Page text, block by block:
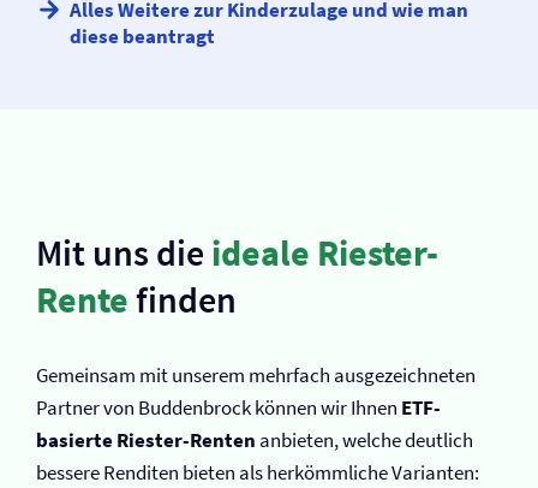
Alles Weitere zur Kinderzulage und wie man
diese beantragt
Mit uns die ideale Riester-
Rentefinden
Gemeinsam mit unserem mehrfach ausgezeichneten
Partner von Buddenbrock können wir Ihnen ETF-
basierte Riester-Renten anbieten, welche deutlich
bessere Renditen bieten als herkömmliche Varianten: